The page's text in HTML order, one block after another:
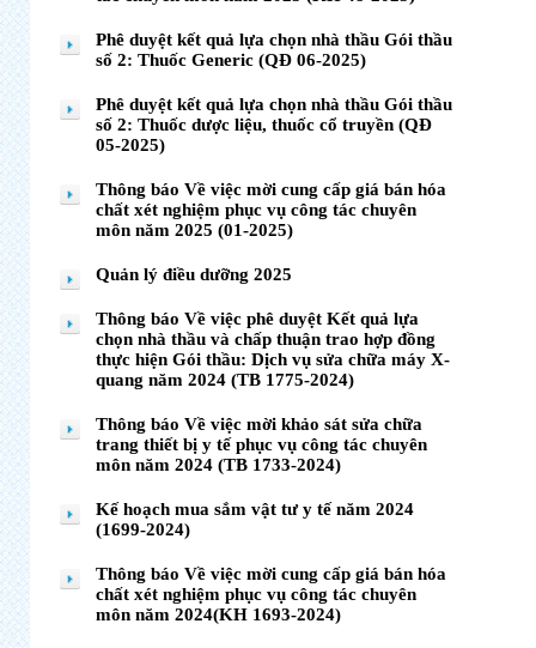
Phê duyệt kết quả lựa chọn nhà thầu Gói thầu
số 2: Thuốc Generic (QĐ 06-2025)
Phê duyệt kết quả lựa chọn nhà thầu Gói thầu
số 2: Thuốc dược liệu, thuốc cổ truyền (QĐ
05-2025)
Thông báo Về việc mời cung cấp giá bán hóa
chất xét nghiệm phục vụ công tác chuyên
môn năm 2025 (01-2025)
Quản lý điều dưỡng 2025
Thông báo Về việc phê duyệt Kết quả lựa
chọn nhà thầu và chấp thuận trao hợp đồng
thực hiện Gói thầu: Dịch vụ sửa chữa máy X-
quang năm 2024 (TB 1775-2024)
Thông báo Về việc mời khảo sát sửa chữa
trang thiết bị y tế phục vụ công tác chuyên
môn năm 2024 (TB 1733-2024)
Kế hoạch mua sắm vật tư y tế năm 2024
(1699-2024)
Thông báo Về việc mời cung cấp giá bán hóa
chất xét nghiệm phục vụ công tác chuyên
môn năm 2024(KH 1693-2024)